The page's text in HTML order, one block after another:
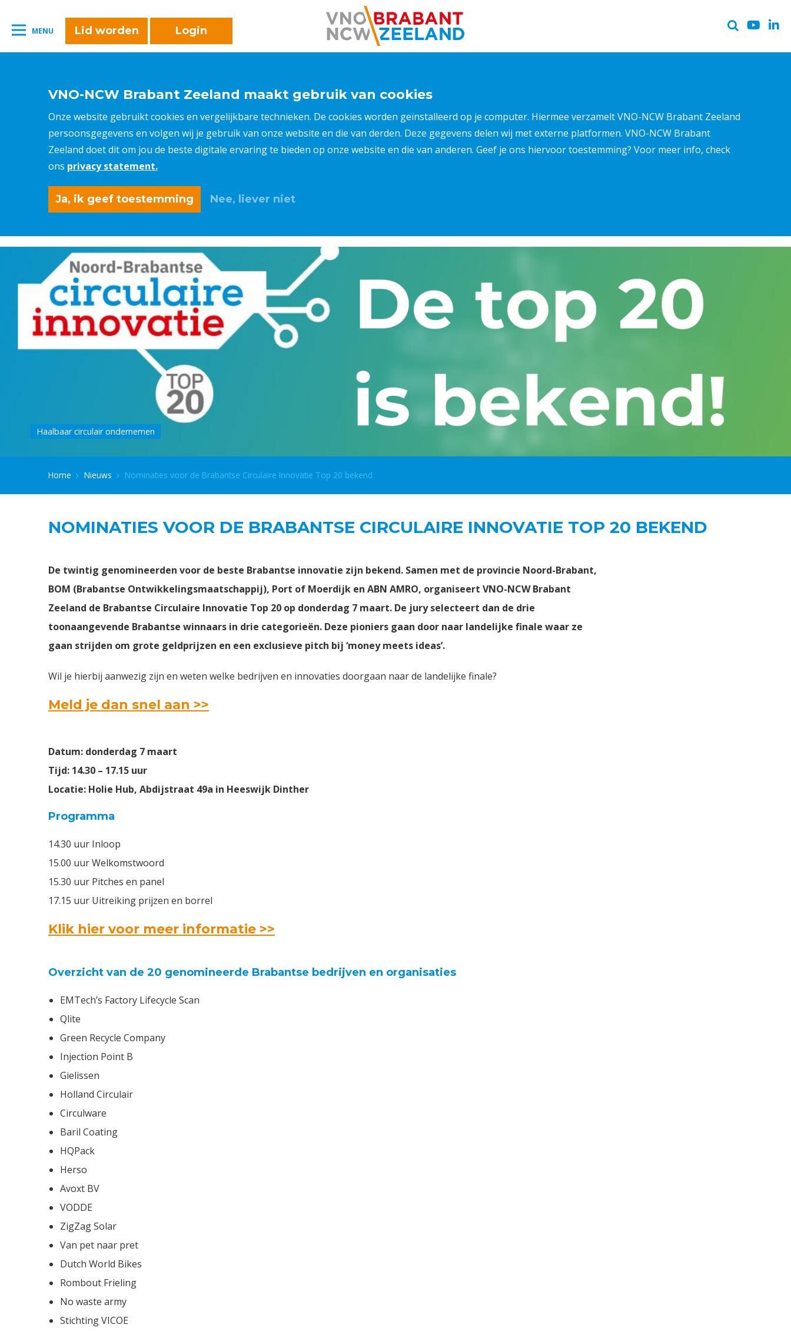
MENU Lid worden Login
VNO-NCW Brabant Zeeland maakt gebruik van cookies
Onze website gebruikt cookies en vergelijkbare technieken. De cookies worden geïnstalleerd op je computer. Hiermee verzamelt VNO-NCW Brabant Zeeland
persoonsgegevens en volgen wij je gebruik van onze website en die van derden. Deze gegevens delen wij met externe platformen. VNO-NCW Brabant
Zeeland doet dit om jou de beste digitale ervaring te bieden op onze website en die van anderen. Geef je ons hiervoor toestemming? Voor meer info, check
ons privacy statement.
Ja, ik geef toestemming Nee, liever niet
Haalbaar circulair ondernemen
Home Nieuws Nominaties voor de Brabantse Circulaire Innovatie Top 20 bekend
NOMINATIES VOOR DE BRABANTSE CIRCULAIRE INNOVATIE TOP 20 BEKEND
De twintig genomineerden voor de beste Brabantse innovatie zijn bekend. Samen met de provincie Noord-Brabant,
BOM (Brabantse Ontwikkelingsmaatschappij), Port of Moerdijk en ABN AMRO, organiseert VNO-NCW Brabant
Zeeland de Brabantse Circulaire Innovatie Top 20 op donderdag 7 maart. De jury selecteert dan de drie
toonaangevende Brabantse winnaars in drie categorieën. Deze pioniers gaan door naar landelijke finale waar ze
gaan strijden om grote geldprijzen en een exclusieve pitch bij ‘money meets ideas’.
Wil je hierbij aanwezig zijn en weten welke bedrijven en innovaties doorgaan naar de landelijke finale?
Meld je dan snel aan >>
Datum: donderdag 7 maart
Tijd: 14.30 – 17.15 uur
Locatie: Holie Hub, Abdijstraat 49a in Heeswijk Dinther
Programma
14.30 uur Inloop
15.00 uur Welkomstwoord
15.30 uur Pitches en panel
17.15 uur Uitreiking prijzen en borrel
Klik hier voor meer informatie >>
Overzicht van de 20 genomineerde Brabantse bedrijven en organisaties
EMTech’s Factory Lifecycle Scan
Qlite
Green Recycle Company
Injection Point B
Gielissen
Holland Circulair
Circulware
Baril Coating
HQPack
Herso
Avoxt BV
VODDE
ZigZag Solar
Van pet naar pret
Dutch World Bikes
Rombout Frieling
No waste army
Stichting VICOE